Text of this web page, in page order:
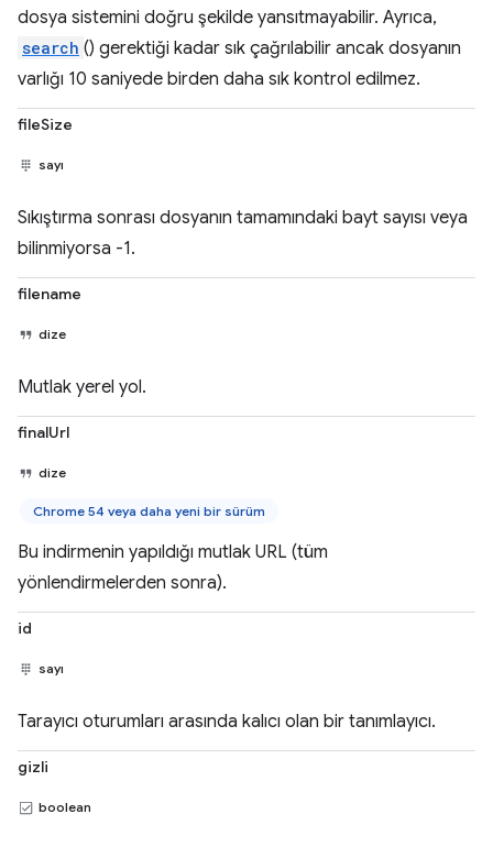
dosya sistemini doğru şekilde yansıtmayabilir. Ayrıca,
search () gerektiği kadar sık çağrılabilir ancak dosyanın
varlığı 10 saniyede birden daha sık kontrol edilmez.
fileSize
sayı
Sıkıştırma sonrası dosyanın tamamındaki bayt sayısı veya
bilinmiyorsa -1.
filename
dize
Mutlak yerel yol.
finalUrl
dize
Chrome 54 veya daha yeni bir sürüm
Bu indirmenin yapıldığı mutlak URL (tüm
yönlendirmelerden sonra).
id
sayı
Tarayıcı oturumları arasında kalıcı olan bir tanımlayıcı.
gizli
boolean